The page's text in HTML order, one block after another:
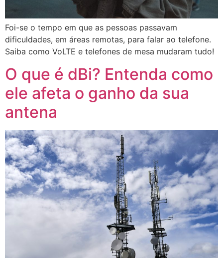
Foi-se o tempo em que as pessoas passavam
dificuldades, em áreas remotas, para falar ao telefone.
Saiba como VoLTE e telefones de mesa mudaram tudo!
O que é dBi? Entenda como
ele afeta o ganho da sua
antena